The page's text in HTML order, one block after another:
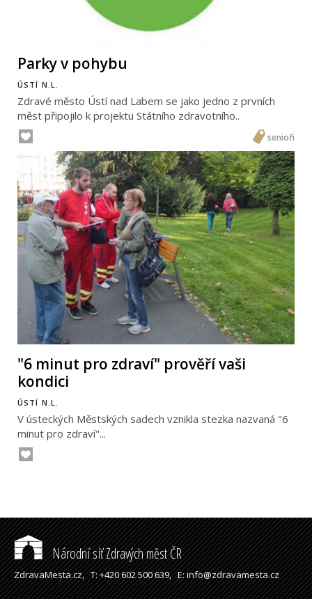
Parky v pohybu
ÚSTÍ N.L.
Zdravé město Ústí nad Labem se jako jedno z prvních
měst připojilo k projektu Státního zdravotního..
senioři
"6 minut pro zdraví" prověří vaši
kondici
ÚSTÍ N.L.
V ústeckých Městských sadech vznikla stezka nazvaná "6
minut pro zdraví"...
Národní síť Zdravých měst ČR
ZdravaMesta.cz,T: +420 602 500 639,E: info@zdravamesta.cz